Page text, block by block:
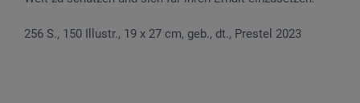
256 S., 150 Illustr., 19 x 27 cm, geb., dt., Prestel 2023